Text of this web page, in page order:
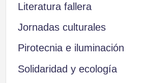
Literatura fallera
Jornadas culturales
Pirotecnia e iluminación
Solidaridad y ecología